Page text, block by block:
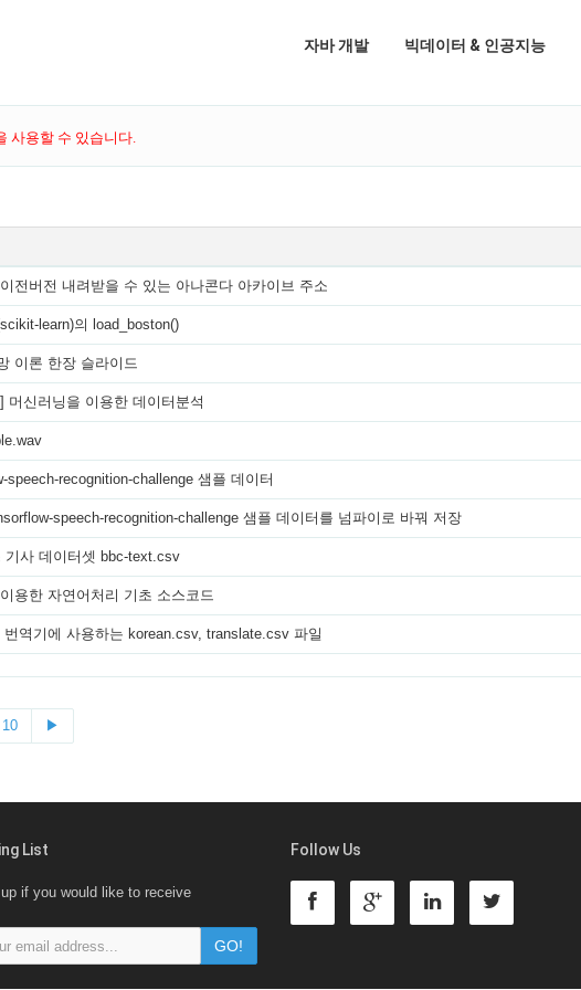
자바 개발 빅데이터 & 인공지능
사용할 수 있습니다.
전버전 내려받을 수 있는 아나콘다 아카이브 주소
learn)의 load_boston()
이론 한장 슬라이드
머신러닝을 이용한 데이터분석
speech-recognition-challenge 샘플 데이터
speech-recognition-challenge 샘플 데이터를 넘파이로 바꿔 저장
기사 데이터셋 bbc-text.csv
용한 자연어처리 기초 소스코드
번역기에 사용하는 korean.csv, translate.csv 파일
10 ▶
List
if you would like to receive
Follow Us